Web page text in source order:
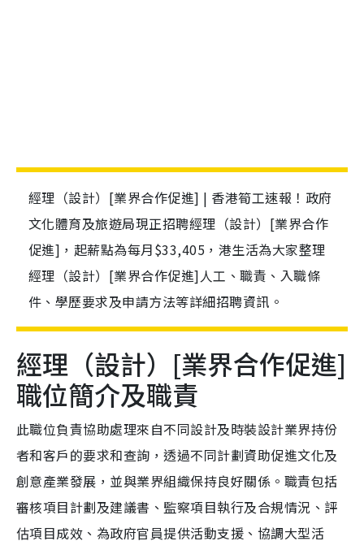
經理（設計）[業界合作促進] | 香港筍工速報！政府
文化體育及旅遊局現正招聘經理（設計）[業界合作
促進]，起薪點為每月$33,405，港生活為大家整理
經理（設計）[業界合作促進]人工、職責、入職條
件、學歷要求及申請方法等詳細招聘資訊。
經理（設計）[業界合作促進]
職位簡介及職責
此職位負責協助處理來自不同設計及時裝設計業界持份
者和客戶的要求和查詢，透過不同計劃資助促進文化及
創意產業發展，並與業界組織保持良好關係。職責包括
審核項目計劃及建議書、監察項目執行及合規情況、評
估項目成效、為政府官員提供活動支援、協調大型活